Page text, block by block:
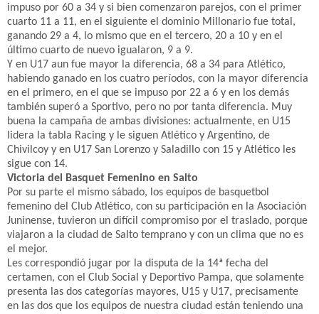
impuso por 60 a 34 y si bien comenzaron parejos, con el primer
cuarto 11 a 11, en el siguiente el dominio Millonario fue total,
ganando 29 a 4, lo mismo que en el tercero, 20 a 10 y en el
último cuarto de nuevo igualaron, 9 a 9.
Y en U17 aun fue mayor la diferencia, 68 a 34 para Atlético,
habiendo ganado en los cuatro períodos, con la mayor diferencia
en el primero, en el que se impuso por 22 a 6 y en los demás
también superó a Sportivo, pero no por tanta diferencia. Muy
buena la campaña de ambas divisiones: actualmente, en U15
lidera la tabla Racing y le siguen Atlético y Argentino, de
Chivilcoy y en U17 San Lorenzo y Saladillo con 15 y Atlético les
sigue con 14.
Victoria del Basquet Femenino en Salto
Por su parte el mismo sábado, los equipos de basquetbol
femenino del Club Atlético, con su participación en la Asociación
Juninense, tuvieron un difícil compromiso por el traslado, porque
viajaron a la ciudad de Salto temprano y con un clima que no es
el mejor.
Les correspondió jugar por la disputa de la 14ª fecha del
certamen, con el Club Social y Deportivo Pampa, que solamente
presenta las dos categorías mayores, U15 y U17, precisamente
en las dos que los equipos de nuestra ciudad están teniendo una